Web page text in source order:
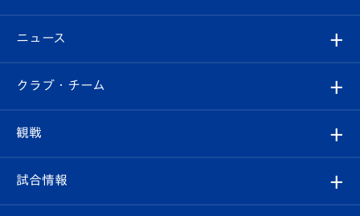
ニュース
すべて
クラブ
試合情報
クラブ・チーム
クラブ概要
観戦
観戦ルール
試合情報